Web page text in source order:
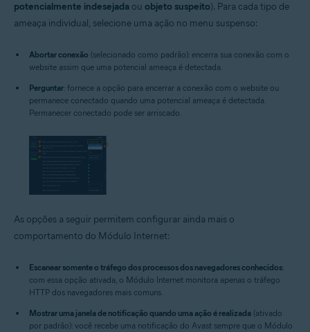
potencialmente indesejada ou objeto suspeito). Para cada tipo de
ameaça individual, selecione uma ação no menu suspenso:
Abortar conexão (selecionado como padrão): encerra sua conexão com o
website assim que uma potencial ameaça é detectada.
Perguntar: fornece a opção para encerrar a conexão com o website ou
permanece conectado quando uma potencial ameaça é detectada.
Permanecer conectado pode ser arriscado.
As opções a seguir permitem configurar ainda mais o
comportamento do Módulo Internet:
Escanear somente o tráfego dos processos dos navegadores conhecidos:
com essa opção ativada, o Módulo Internet monitora apenas o tráfego
HTTP dos navegadores mais comuns.
Mostrar uma janela de notificação quando uma ação é realizada (ativado
por padrão): você recebe uma notificação do Avast sempre que o Módulo